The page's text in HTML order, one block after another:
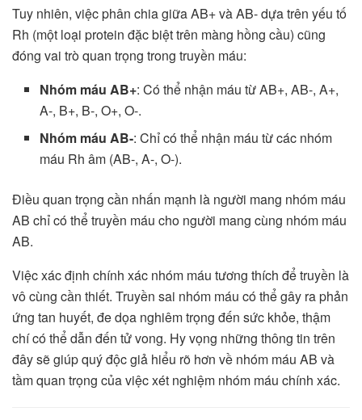
Tuy nhiên, việc phân chia giữa AB+ và AB- dựa trên yếu tố
Rh (một loại protein đặc biệt trên màng hồng cầu) cũng
đóng vai trò quan trọng trong truyền máu:
Nhóm máu AB+: Có thể nhận máu từ AB+, AB-, A+,
A-, B+, B-, O+, O-.
Nhóm máu AB-: Chỉ có thể nhận máu từ các nhóm
máu Rh âm (AB-, A-, O-).
Điều quan trọng cần nhấn mạnh là người mang nhóm máu
AB chỉ có thể truyền máu cho người mang cùng nhóm máu
AB.
Việc xác định chính xác nhóm máu tương thích để truyền là
vô cùng cần thiết. Truyền sai nhóm máu có thể gây ra phản
ứng tan huyết, đe dọa nghiêm trọng đến sức khỏe, thậm
chí có thể dẫn đến tử vong. Hy vọng những thông tin trên
đây sẽ giúp quý độc giả hiểu rõ hơn về nhóm máu AB và
tầm quan trọng của việc xét nghiệm nhóm máu chính xác.